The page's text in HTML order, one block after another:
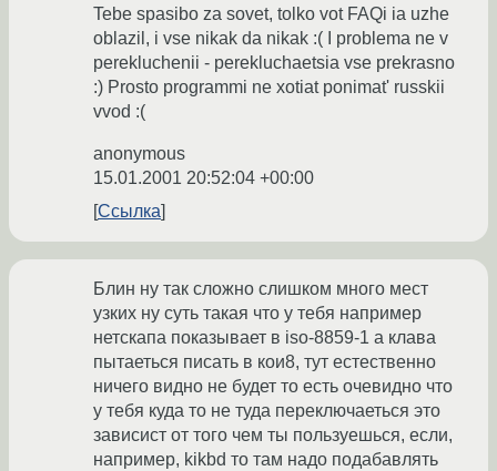
Tebe spasibo za sovet, tolko vot FAQi ia uzhe
oblazil, i vse nikak da nikak :( I problema ne v
perekluchenii - perekluchaetsia vse prekrasno
:) Prosto programmi ne xotiat ponimat' russkii
vvod :(
anonymous
15.01.2001 20:52:04 +00:00
Ссылка
Блин ну так сложно слишком много мест
узких ну суть такая что у тебя например
нетскапа показывает в iso-8859-1 а клава
пытаеться писать в кои8, тут естественно
ничего видно не будет то есть очевидно что
у тебя куда то не туда переключаеться это
зависист от того чем ты пользуешься, если,
например, kikbd то там надо подабавлять